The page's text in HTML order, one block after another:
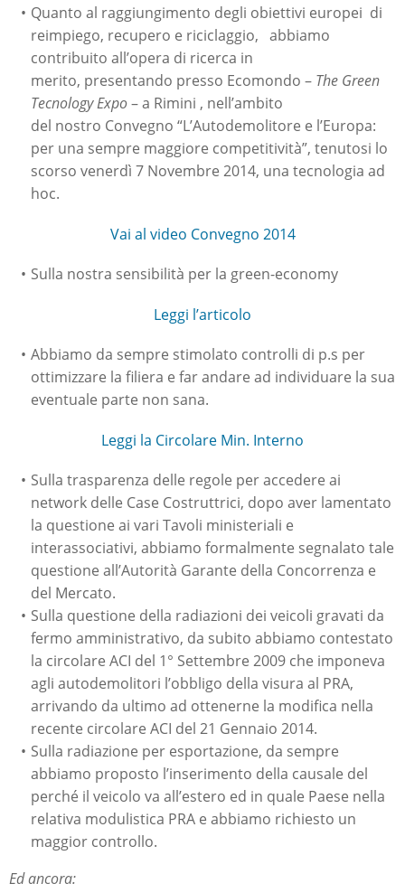
Quanto al raggiungimento degli obiettivi europei di
reimpiego, recupero e riciclaggio, abbiamo
contribuito all’opera di ricerca in
merito, presentando presso Ecomondo – The Green
Tecnology Expo– a Rimini , nell’ambito
del nostro Convegno “L’Autodemolitore e l’Europa:
per una sempre maggiore competitività”, tenutosi lo
scorso venerdì 7 Novembre 2014, una tecnologia ad
hoc.
Vai al video Convegno 2014
Sulla nostra sensibilità per la green-economy
Leggi l’articolo
Abbiamo da sempre stimolato controlli di p.s per
ottimizzare la filiera e far andare ad individuare la sua
eventuale parte non sana.
Leggi la Circolare Min. Interno
Sulla trasparenza delle regole per accedere ai
network delle Case Costruttrici, dopo aver lamentato
la questione ai vari Tavoli ministeriali e
interassociativi, abbiamo formalmente segnalato tale
questione all’Autorità Garante della Concorrenza e
del Mercato.
Sulla questione della radiazioni dei veicoli gravati da
fermo amministrativo, da subito abbiamo contestato
la circolare ACI del 1° Settembre 2009 che imponeva
agli autodemolitori l’obbligo della visura al PRA,
arrivando da ultimo ad ottenerne la modifica nella
recente circolare ACI del 21 Gennaio 2014.
Sulla radiazione per esportazione, da sempre
abbiamo proposto l’inserimento della causale del
perché il veicolo va all’estero ed in quale Paese nella
relativa modulistica PRA e abbiamo richiesto un
maggior controllo.
Ed ancora: